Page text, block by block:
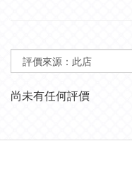
尚未有任何評價